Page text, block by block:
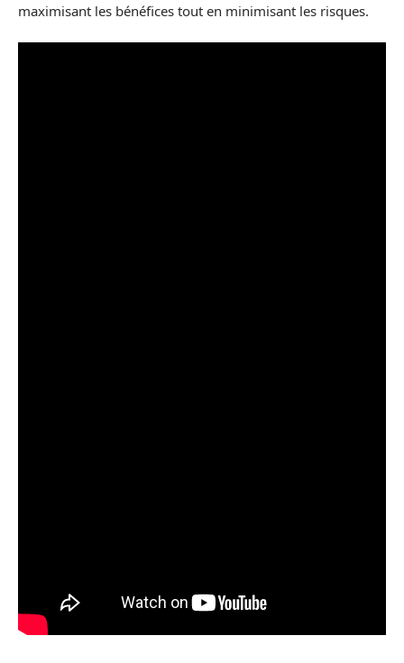
maximisant les bénéfices tout en minimisant les risques.